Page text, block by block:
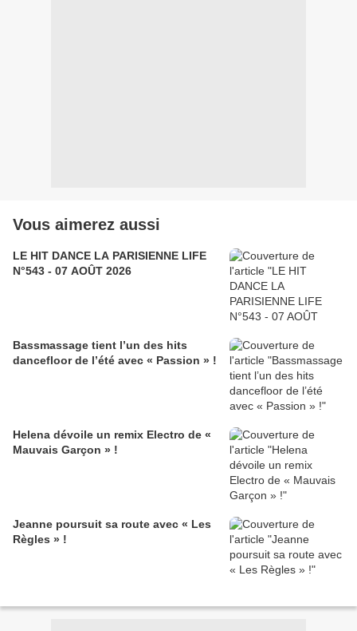
Vous aimerez aussi
LE HIT DANCE LA PARISIENNE LIFE
N°543 - 07 AOÛT 2026
Bassmassage tient l’un des hits
dancefloor de l’été avec « Passion » !
Helena dévoile un remix Electro de «
Mauvais Garçon » !
Jeanne poursuit sa route avec « Les
Règles » !